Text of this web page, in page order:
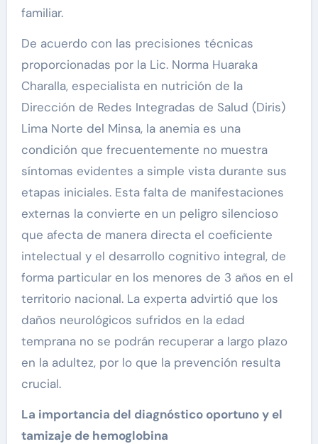
familiar.
De acuerdo con las precisiones técnicas
proporcionadas por la Lic. Norma Huaraka
Charalla, especialista en nutrición de la
Dirección de Redes Integradas de Salud (Diris)
Lima Norte del Minsa, la anemia es una
condición que frecuentemente no muestra
síntomas evidentes a simple vista durante sus
etapas iniciales. Esta falta de manifestaciones
externas la convierte en un peligro silencioso
que afecta de manera directa el coeficiente
intelectual y el desarrollo cognitivo integral, de
forma particular en los menores de 3 años en el
territorio nacional. La experta advirtió que los
daños neurológicos sufridos en la edad
temprana no se podrán recuperar a largo plazo
en la adultez, por lo que la prevención resulta
crucial.
La importancia del diagnóstico oportuno y el
tamizaje de hemoglobina